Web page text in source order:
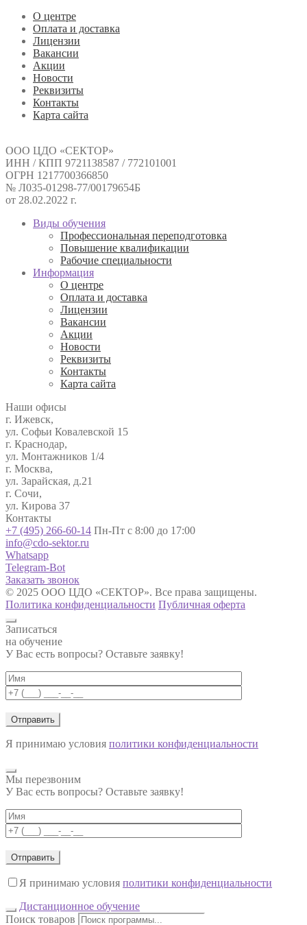
О центре
Оплата и доставка
Лицензии
Вакансии
Акции
Новости
Реквизиты
Контакты
Карта сайта
ООО ЦДО «СЕКТОР»
ИНН / КПП 9721138587 / 772101001
ОГРН 1217700366850
№ Л035-01298-77/00179654Б
от 28.02.2022 г.
Виды обучения
Профессиональная переподготовка
Повышение квалификации
Рабочие специальности
Информация
О центре
Оплата и доставка
Лицензии
Вакансии
Акции
Новости
Реквизиты
Контакты
Карта сайта
Наши офисы
г. Ижевск,
ул. Софьи Ковалевской 15
г. Краснодар,
ул. Монтажников 1/4
г. Москва,
ул. Зарайская, д.21
г. Сочи,
ул. Кирова 37
Контакты
+7 (495) 266-60-14 Пн-Пт с 8:00 до 17:00
info@cdo-sektor.ru
Whatsapp
Telegram-Bot
Заказать звонок
© 2025 ООО ЦДО «СЕКТОР». Все права защищены.
Политика конфиденциальности Публичная оферта
Записаться
на обучение
У Вас есть вопросы? Оставьте заявку!
Я принимаю условия политики конфиденциальности
Мы перезвоним
У Вас есть вопросы? Оставьте заявку!
Я принимаю условия политики конфиденциальности
Дистанционное обучение
Поиск товаров